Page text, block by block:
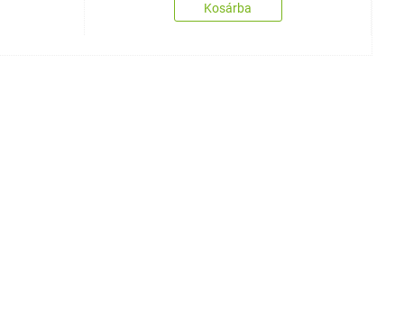
Kosárba